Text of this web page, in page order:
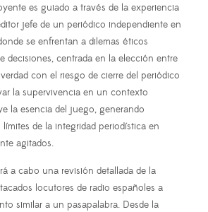
es guiado a través de la experiencia
jefe de un periódico independiente en
se enfrentan a dilemas éticos
decisiones, centrada en la elección entre
con el riesgo de cierre del periódico
la supervivencia en un contexto
la esencia del juego, generando
límites de la integridad periodística en
agitados.
a cabo una revisión detallada de la
locutores de radio españoles a
similar a un pasapalabra. Desde la